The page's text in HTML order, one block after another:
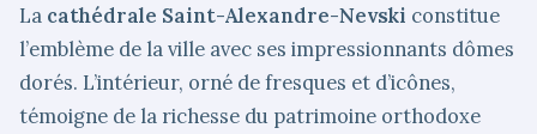
La cathédrale Saint-Alexandre-Nevski constitue
l’emblème de la ville avec ses impressionnants dômes
dorés. L’intérieur, orné de fresques et d’icônes,
témoigne de la richesse du patrimoine orthodoxe